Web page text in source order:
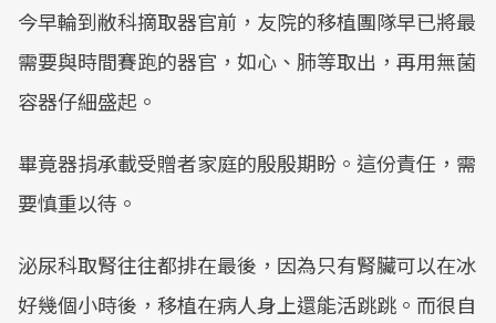
今早輪到敝科摘取器官前，友院的移植團隊早已將最
需要與時間賽跑的器官，如心、肺等取出，再用無菌
容器仔細盛起。
畢竟器捐承載受贈者家庭的殷殷期盼。這份責任，需
要慎重以待。
泌尿科取腎往往都排在最後，因為只有腎臟可以在冰
好幾個小時後，移植在病人身上還能活跳跳。而很自